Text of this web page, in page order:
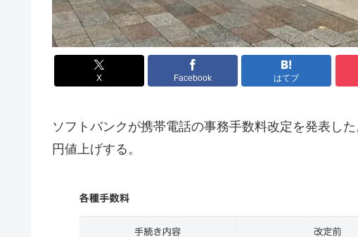
X Facebook はてブ
ソフトバンクが携帯電話の事務手数料改定を発表し
円値上げする。